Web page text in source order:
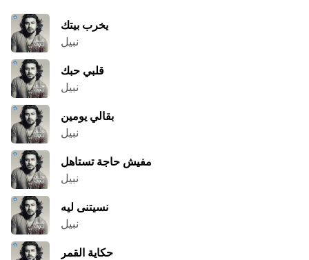
يخرب بيتك
نبيل
قلبي حبك
نبيل
بقالي يومين
نبيل
مفيش حاجة تستاهل
نبيل
نسيتنى ليه
نبيل
حكاية القمر